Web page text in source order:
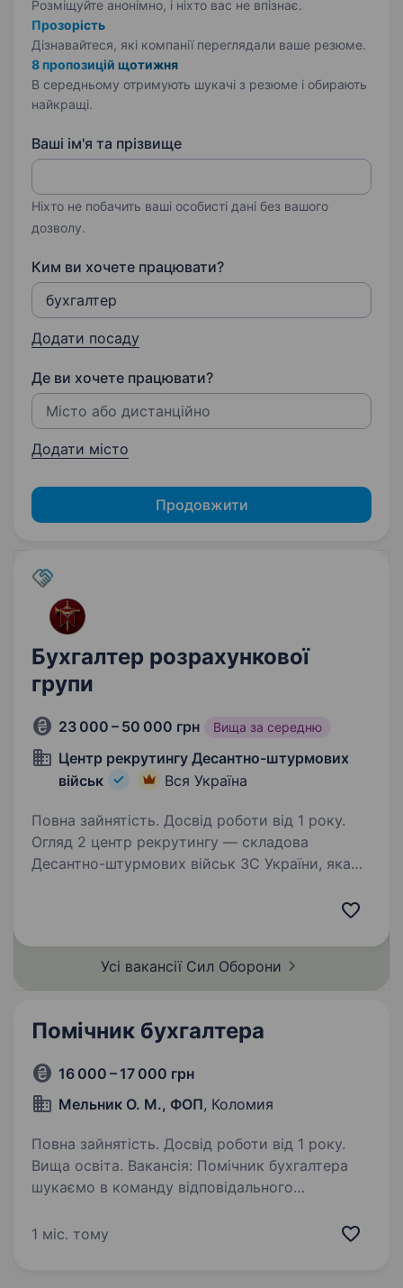
Розміщуйте анонімно, і ніхто вас не впізнає.
Прозорість
Дізнавайтеся, які компанії переглядали ваше резюме.
8 пропозицій щотижня
В середньому отримують шукачі з резюме і обирають
найкращі.
Ваші ім'я та прізвище
Ніхто не побачить ваші особисті дані без вашого
дозволу.
Ким ви хочете працювати?
Додати посаду
Де ви хочете працювати?
Додати місто
Продовжити
Бухгалтер розрахункової
групи
23 000 – 50 000 грн Вища за середню
Центр рекрутингу Десантно-штурмових
військ
Вся Україна
Повна зайнятість. Досвід роботи від 1 року.
Огляд 2 центр рекрутингу — складова
Десантно-штурмових військ ЗС України, яка
підрозділів ДШВ. Наша команда складається
службу в різних…
Усі вакансії Сил Оборони
Помічник бухгалтера
16 000 – 17 000 грн
Мельник О. М., ФОП, Коломия
Повна зайнятість. Досвід роботи від 1 року.
Вища освіта. Вакансія: Помічник бухгалтера
шукаємо в команду відповідального
Вимоги: досвід у веденні бухгалтерії ФОП,
1 міс. тому